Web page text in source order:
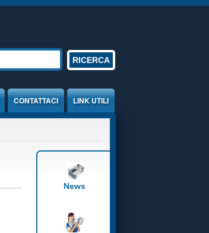
CONTATTACI LINK UTILI
News